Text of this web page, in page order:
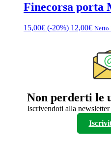
Finecorsa porta
15,00€ (-20%) 12,00€ Netto
Non perderti le
Iscrivendoti alla